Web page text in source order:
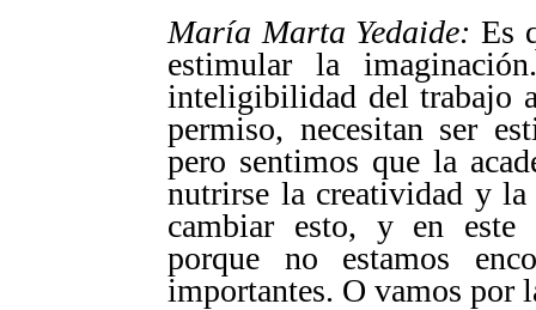
María Marta Yedaide: Es
estimular la
inteligibilidad del trabajo
permiso, necesitan ser
pero sentimos que la
nutrirse la creatividad y
cambiar esto, y en este
porque no estamos
importantes. O vamos por